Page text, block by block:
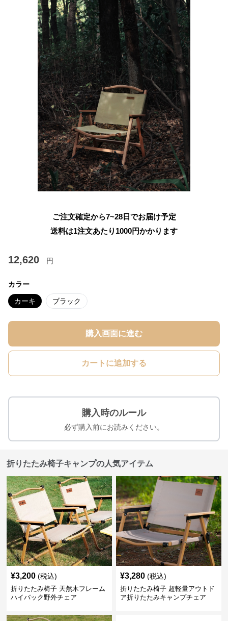
ご注文確定から7~28日でお届け予定
送料は1注文あたり 1000円かかります
12,620 円
カラー
カーキ ブラック
購入画面に進む
カートに追加する
購入時のルール
必ず購入前にお読みください。
折りたたみ椅子キャンプの人気アイテム
¥3,200 (税込)
折りたたみ椅子 天然木フレーム
ハイバック野外チェア
¥3,280 (税込)
折りたたみ椅子 超軽量アウトド
ア折りたたみキャンプチェア